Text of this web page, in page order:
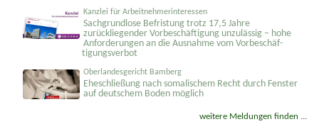
Kanzlei für Arbeitnehmerinteressen
Sachgrundlose Befristung trotz 17,5 Jahre
zurückliegender Vorbeschäftigung unzulässig – hohe
Anforderungen an die Ausnahme vom Vorbeschäf­
tigungsverbot
Oberlandesgericht Bamberg
Eheschließung nach somalischem Recht durch Fenster
auf deutschem Boden möglich
weitere Meldungen finden ...